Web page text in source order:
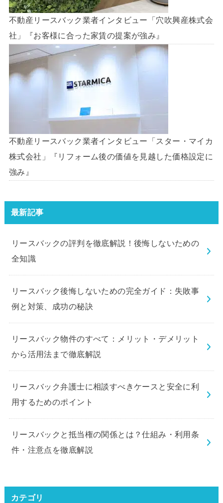
不動産リースバック業者インタビュー「穴吹興産株式会
社」『お客様に合った家賃の提案が強み』
不動産リースバック業者インタビュー「スター・マイカ
株式会社」『リフォーム後の価値を見越した価格設定に
強み』
最新記事
リースバックの評判を徹底解説！後悔しないための
全知識
リースバック後悔しないための完全ガイド：失敗事
例と対策、成功の秘訣
リースバック物件のすべて：メリット・デメリット
から活用法まで徹底解説
リースバック弁護士に相談すべきケースと安全に利
用するためのポイント
リースバックと抵当権の関係とは？仕組み・利用条
件・注意点を徹底解説
カテゴリ